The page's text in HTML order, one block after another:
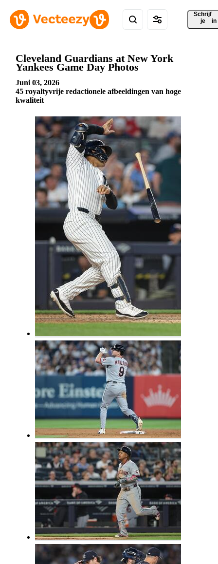
Schrijf
je
in
Cleveland Guardians at New York
Yankees Game Day Photos
Juni 03, 2026
45 royaltyvrije redactionele afbeeldingen van hoge
kwaliteit